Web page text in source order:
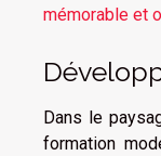
mémorable et
Dans le
formation